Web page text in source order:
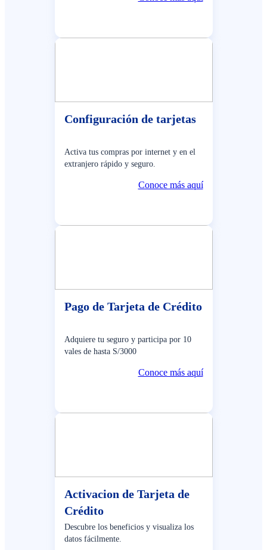
Configuración de tarjetas
Activa tus compras por internet y en el
extranjero rápido y seguro.
Conoce más aquí
Pago de Tarjeta de Crédito
Adquiere tu seguro y participa por 10
vales de hasta S/3000
Conoce más aquí
Activacion de Tarjeta de
Crédito
Descubre los beneficios y visualiza los
datos fácilmente.